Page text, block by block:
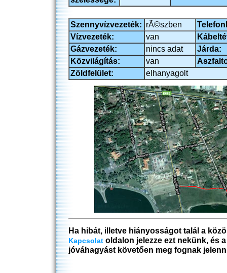
Szennyvízvezeték: rÃ©szben
Vízvezeték:
van
Gázvezeték:
nincs adat
Járda:
Közvilágítás:
van
Zöldfelület:
elhanyagolt
Ha hibát, illetve hiányosságot talál a
Kapcsolat oldalon jelezze ezt nekünk, és
jóváhagyást követően meg fognak